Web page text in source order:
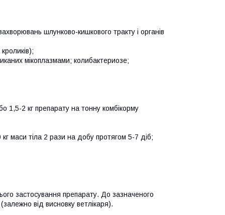
шлунково-кишкового тракту і органів
мікоплазмами; колибактериозе;
1,5-2 кг препарату на тонну комбікорму
маси тіла 2 рази на добу протягом 5-7 діб;
застосування препарату. До зазначеного
від висновку ветлікаря).